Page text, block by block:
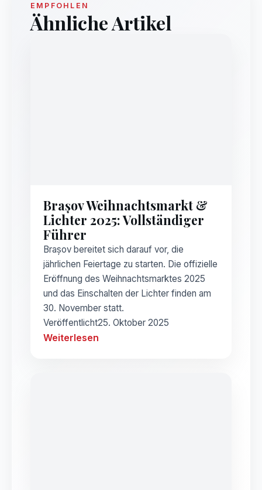
EMPFOHLEN
Ähnliche Artikel
Brașov Weihnachtsmarkt &
Lichter 2025: Vollständiger
Führer
Brașov bereitet sich darauf vor, die
jährlichen Feiertage zu starten. Die offizielle
Eröffnung des Weihnachtsmarktes 2025
und das Einschalten der Lichter finden am
30. November statt.
Veröffentlicht25. Oktober 2025
Weiterlesen